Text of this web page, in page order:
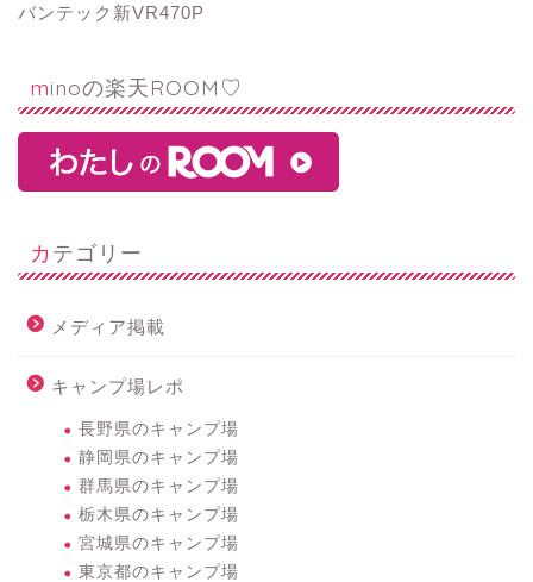
バンテック新VR470P
minoの楽天ROOM♡
カテゴリー
メディア掲載
キャンプ場レポ
長野県のキャンプ場
静岡県のキャンプ場
群馬県のキャンプ場
栃木県のキャンプ場
宮城県のキャンプ場
東京都のキャンプ場